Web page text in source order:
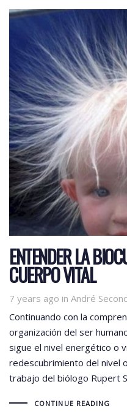
ENTENDER LA
CUERPO VITAL
7 years ago in
Tags
André
Continuando con la
organización del ser
sigue el nivel energético o
redescubrimiento del nivel
trabajo del biólogo Rupert
CONTINUE READING